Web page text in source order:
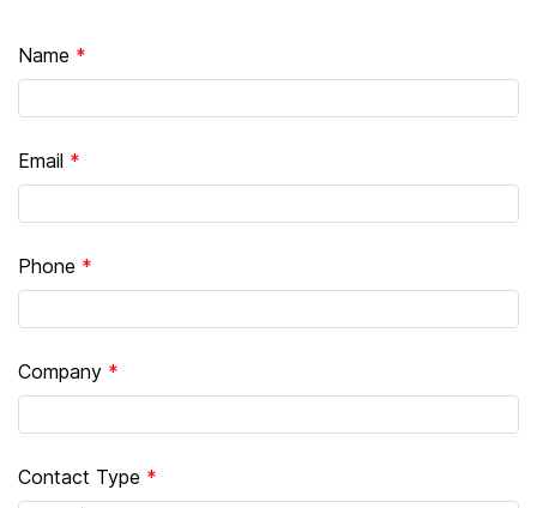
Name
Email
Phone
Company
Contact Type